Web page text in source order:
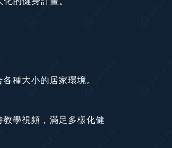
種大小的居家環境。
學視頻，滿足多樣化健